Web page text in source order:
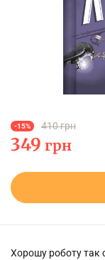
-15% 410 грн
349 грн
Хорошу роботу так